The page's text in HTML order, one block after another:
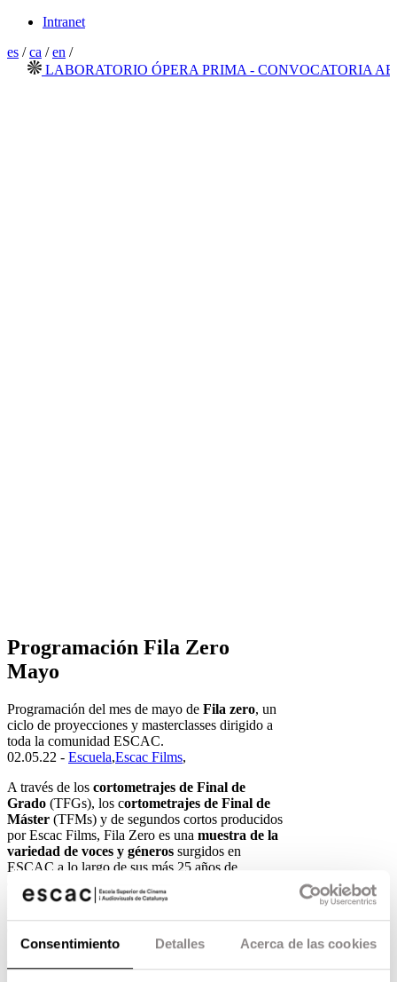
Consentimiento Detalles Acerca de las cookies
Intranet
es /ca /en /
LABORATORIO ÓPERA PRIMA - CONVOCATORIA
Programación Fila Zero
Mayo
Programación del mes de mayo de Fila zero, un
ciclo de proyecciones y masterclasses dirigido a
toda la comunidad ESCAC.
02.05.22 - Escuela,Escac Films,
A través de los cortometrajes de Final de
Grado (TFGs), los cortometrajes de Final de
Máster (TFMs) y de segundos cortos producidos
por Escac Films, Fila Zero es una muestra de la
variedad de voces y géneros surgidos en
ESCAC a lo largo de sus más 25 años de
14h a 16h. Consulta aquí toda la programación